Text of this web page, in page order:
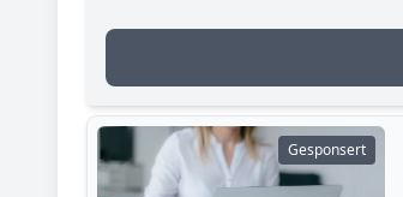
Gesponsert